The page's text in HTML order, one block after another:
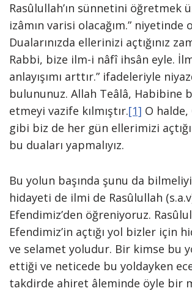
Rasûlullah’ın sünnetini öğretmek
izâmın varisi olacağım.” niyetinde
Dualarınızda ellerinizi açtığınız
Rabbi, bize ilm-i nâfî ihsân eyle.
anlayışımı arttır.” ifadeleriyle
bulununuz. Allah Teâlâ, Habibine
etmeyi vazife kılmıştır.[1] O
gibi biz de her gün ellerimizi
bu duaları yapmalıyız.
Bu yolun başında şunu da
hidayeti de ilmi de Rasûlullah
Efendimiz’den öğreniyoruz.
Efendimiz’in açtığı yol bizler için
ve selamet yoludur. Bir kimse bu
ettiği ve neticede bu yoldayken
takdirde ahiret âleminde öyle bir